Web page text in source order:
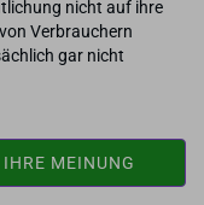
nicht auf ihre
Verbrauchern
gar nicht
IHRE MEINUNG